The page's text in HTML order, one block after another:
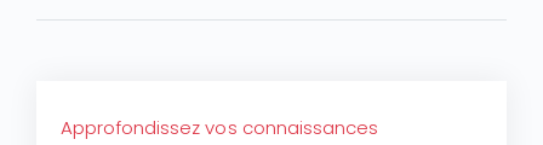
Approfondissez vos connaissances